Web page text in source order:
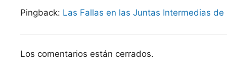
Pingback: Las Fallas en las Juntas Intermedias
Los comentarios están cerrados.